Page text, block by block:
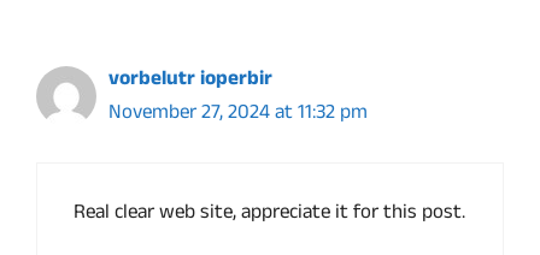
vorbelutr ioperbir
November 27, 2024 at 11:32 pm
Real clear web site, appreciate it for this post.